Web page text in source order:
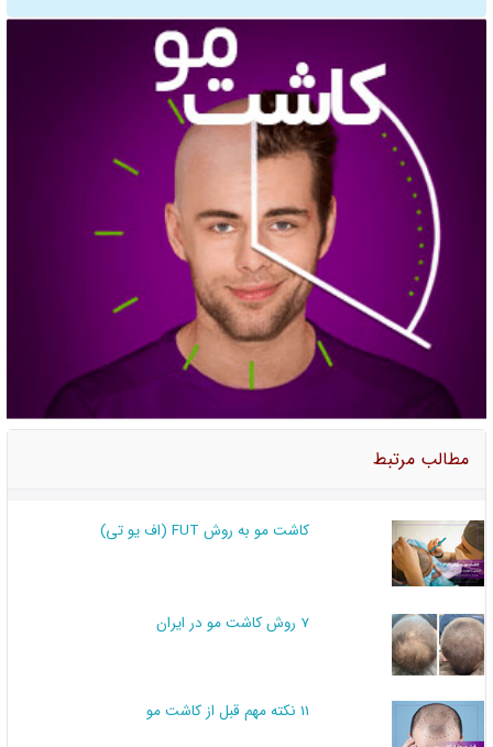
مطالب مرتبط
کاشت مو به روش FUT (اف یو تی)
7 روش کاشت مو در ایران
11 نکته مهم قبل از کاشت مو